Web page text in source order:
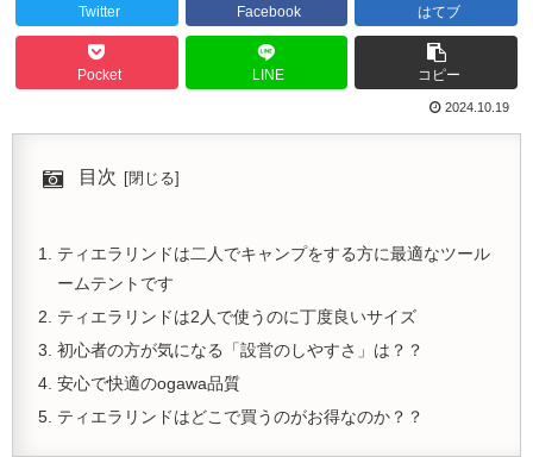
Twitter Facebook はてブ
Pocket LINE コピー
2024.10.19
目次
ティエラリンドは二人でキャンプをする方に最適なツール
ームテントです
ティエラリンドは2人で使うのに丁度良いサイズ
初心者の方が気になる「設営のしやすさ」は？？
安心で快適のogawa品質
ティエラリンドはどこで買うのがお得なのか？？